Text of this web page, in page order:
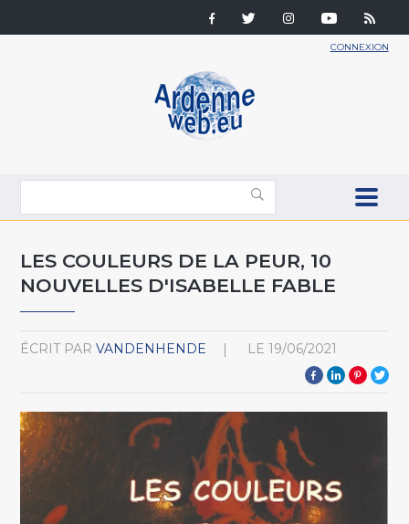
CONNEXION
LES COULEURS DE LA PEUR, 10
NOUVELLES D'ISABELLE FABLE
ÉCRIT PAR VANDENHENDE LE 19/06/2021